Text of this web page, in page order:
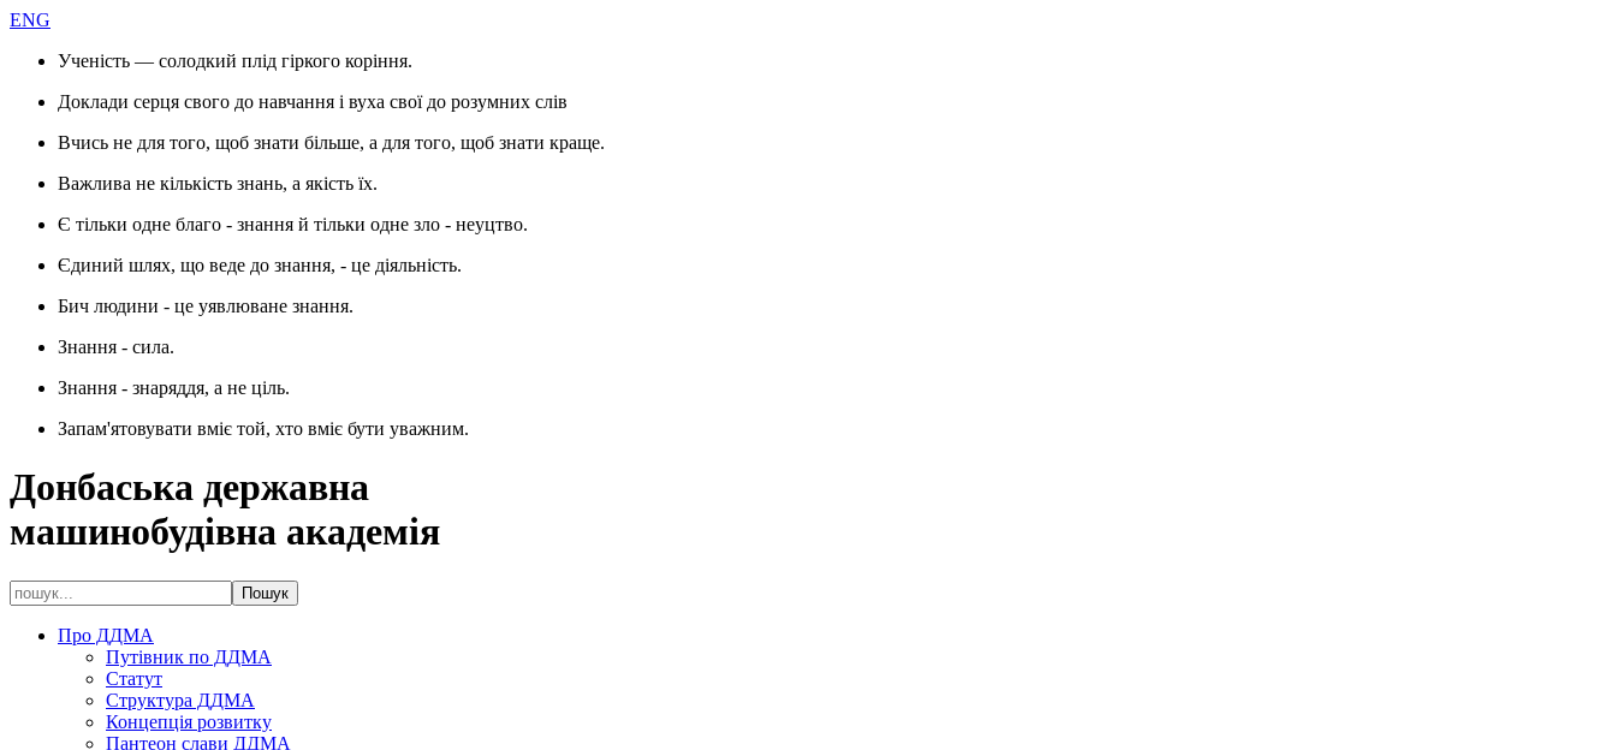
ENG
Ученість — солодкий плід гіркого коріння.
Доклади серця свого до навчання і вуха свої до розумних слів
Вчись не для того, щоб знати більше, а для того, щоб знати краще.
Важлива не кількість знань, а якість їх.
Є тільки одне благо - знання й тільки одне зло - неуцтво.
Єдиний шлях, що веде до знання, - це діяльність.
Бич людини - це уявлюване знання.
Знання - сила.
Знання - знаряддя, а не ціль.
Запам'ятовувати вміє той, хто вміє бути уважним.
Донбаська державна
машинобудівна академія
Про ДДМА
Путівник по ДДМА
Статут
Структура ДДМА
Концепція розвитку
Пантеон слави ДДМА